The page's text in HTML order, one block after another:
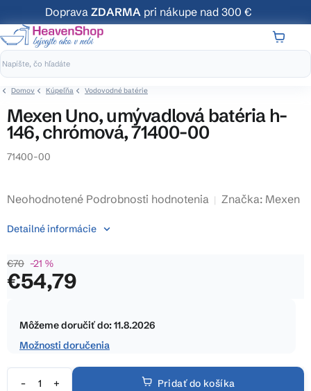
na
obsah
Doprava ZDARMA pri nákupe nad 300 €
Domov Kúpeľňa Vodovodné batérie
Mexen Uno, umývadlová batéria h-
146, chrómová, 71400-00
71400-00
Priemerné
produktu
0,0
z
Neohodnotené Podrobnosti hodnotenia Značka: Mexen
€70 –21 %
€54,79
cena:
Môžeme doručiť do:11.8.2026
Možnosti doručenia
Pridať do košíka
Detailné informácie